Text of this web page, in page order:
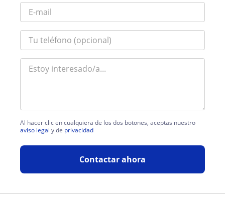
Al hacer clic en cualquiera de los dos botones, aceptas nuestro
aviso legal y de privacidad
Contactar ahora